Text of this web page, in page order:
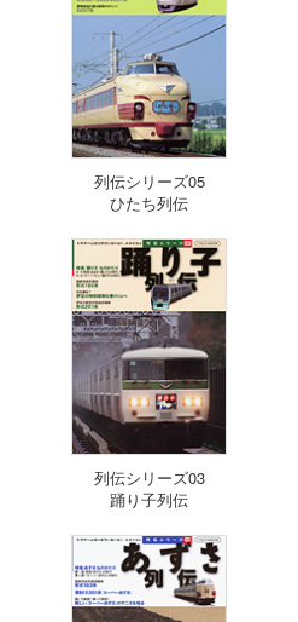
列伝シリーズ05
ひたち列伝
列伝シリーズ03
踊り子列伝